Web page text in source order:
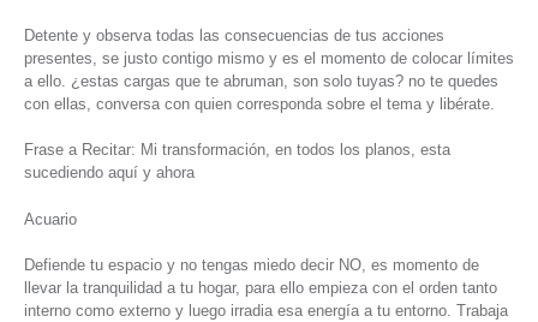
Detente y observa todas las consecuencias de tus acciones
presentes, se justo contigo mismo y es el momento de colocar límites
a ello. ¿estas cargas que te abruman, son solo tuyas? no te quedes
con ellas, conversa con quien corresponda sobre el tema y libérate.
Frase a Recitar: Mi transformación, en todos los planos, esta
sucediendo aquí y ahora
Acuario
Defiende tu espacio y no tengas miedo decir NO, es momento de
llevar la tranquilidad a tu hogar, para ello empieza con el orden tanto
interno como externo y luego irradia esa energía a tu entorno. Trabaja